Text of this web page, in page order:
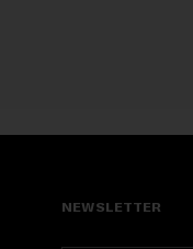
NEWSLETTER